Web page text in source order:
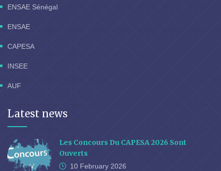
ENSAE Sénégal
ENSAE
CAPESA
INSEE
AUF
Latest news
Les Concours Du CAPESA 2026 Sont
Ouverts
10 February 2026